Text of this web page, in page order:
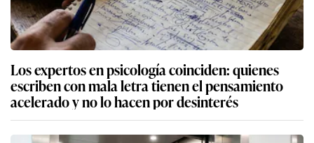
Los expertos en psicología coinciden: quienes
escriben con mala letra tienen el pensamiento
acelerado y no lo hacen por desinterés